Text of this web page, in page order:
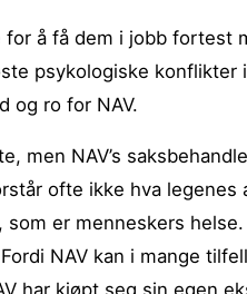
for å få dem i jobb
psykologiske
og ro for NAV.
men NAV’s
ofte ikke hva
er menneskers
NAV kan i mange